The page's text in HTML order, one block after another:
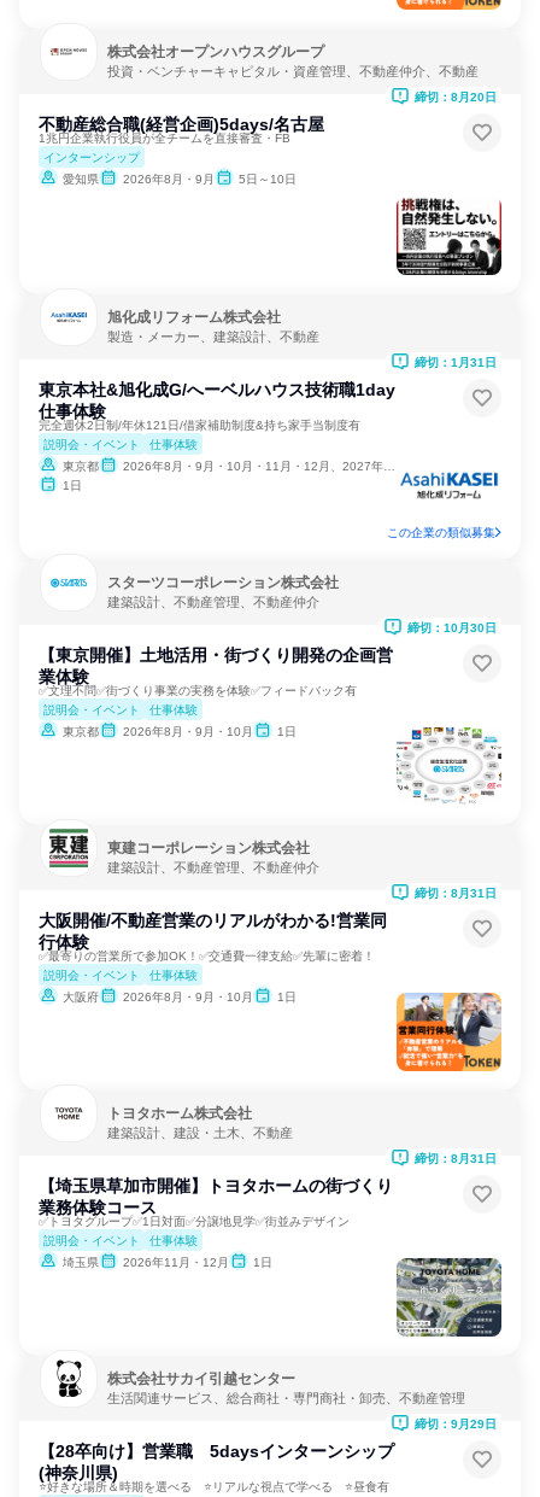
株式会社オープンハウスグループ
投資・ベンチャーキャピタル・資産管理、不動産仲介、不動産
不動産総合職(経営企画)5days/名古屋
1兆円企業執行役員が全チームを直接審査・FB
インターンシップ
愛知県
2026年8月・9月 5日～10日
締切：8月20日
旭化成リフォーム株式会社
製造・メーカー、建築設計、不動産
東京本社&旭化成G/へーベルハウス技術職1day
仕事体験
完全週休2日制/年休121日/借家補助制度&持ち家手当制度有
説明会・イベント
仕事体験
東京都
2026年8月・9月・10月・11月・12月、2027年1月
1日
締切：1月31日
この企業の類似募集
スターツコーポレーション株式会社
建築設計、不動産管理、不動産仲介
【東京開催】土地活用・街づくり開発の企画営
業体験
✅️文理不問✅️街づくり事業の実務を体験✅️フィードバック有
説明会・イベント
仕事体験
東京都
2026年8月・9月・10月 1日
締切：10月30日
東建コーポレーション株式会社
建築設計、不動産管理、不動産仲介
大阪開催/不動産営業のリアルがわかる!営業同
行体験
✅最寄りの営業所で参加OK！✅交通費一律支給✅先輩に密着！
説明会・イベント
仕事体験
大阪府
2026年8月・9月・10月 1日
締切：8月31日
トヨタホーム株式会社
建築設計、建設・土木、不動産
【埼玉県草加市開催】トヨタホームの街づくり
業務体験コース
✅トヨタグループ✅1日対面✅分譲地見学✅街並みデザイン
説明会・イベント
仕事体験
埼玉県
2026年11月・12月 1日
締切：8月31日
株式会社サカイ引越センター
生活関連サービス、総合商社・専門商社・卸売、不動産管理
【28卒向け】営業職 5daysインターンシップ
(神奈川県)
⭐好きな場所＆時期を選べる ⭐リアルな視点で学べる ⭐昼食有
締切：9月29日